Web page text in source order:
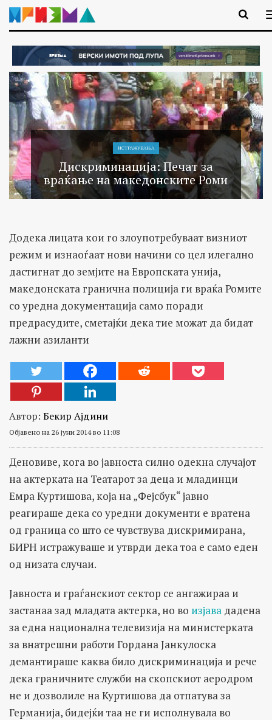
ИСТРАЖУВАЊA
Дискриминација: Печат за
враќање на македонските Роми
Додека лицата кои го злоупотребуваат визниот
режим и изнаоѓаат нови начини со цел илегално
дастигнат до земјите на Европската унија,
македонската гранична полиција ги враќа Ромите
со уредна документација само поради
предрасудите, сметајќи дека тие можат да бидат
лажни азиланти
Автор: Бекир Ајдини
Објавено на 26 јуни 2014 во 11:08
Деновиве, кога во јавноста силно одекна случајот
на актерката на Театарот за деца и младинци
Емра Куртишова, која на „Фејсбук“ јавно
реагираше дека со уредни документи е вратена
од граница со што се чувствува дискримирана,
БИРН истражуваше и утврди дека тоа е само еден
од низата случаи.
Јавноста и граѓанскиот сектор се ангажираа и
застанаа зад младата актерка, но во изјава дадена
за една национална телевизија на министерката
за внатрешни работи Гордана Јанкулоска
демантираше каква било дискриминација и рече
дека граничните служби на скопскиот аеродром
не и дозволиле на Куртишова да отпатува за
Германија, бидејќи таа не ги исполнувала во